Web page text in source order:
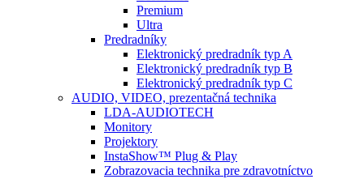
Premium
Ultra
Predradníky
Elektronický predradník typ A
Elektronický predradník typ B
Elektronický predradník typ C
AUDIO, VIDEO, prezentačná technika
LDA-AUDIOTECH
Monitory
Projektory
InstaShow™ Plug & Play
Zobrazovacia technika pre zdravotníctvo